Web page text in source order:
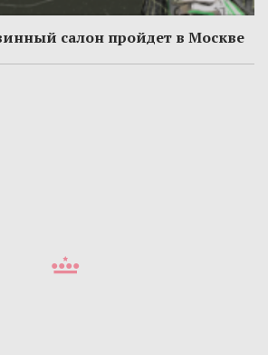
салон пройдет в Москве